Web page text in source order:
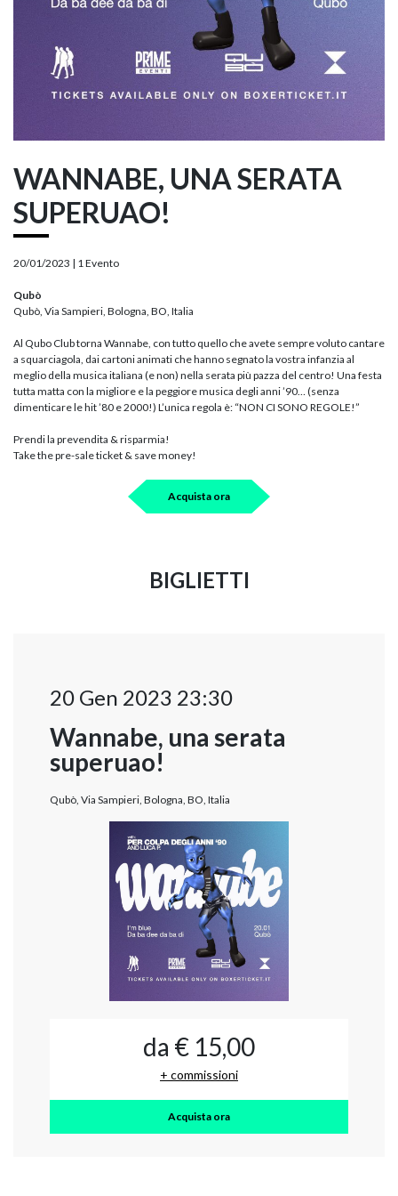
WANNABE, UNA SERATA
SUPERUAO!
20/01/2023 | 1 Evento
Qubò
Qubò, Via Sampieri, Bologna, BO, Italia
Al Qubo Club torna Wannabe, con tutto quello che avete sempre voluto cantare
a squarciagola, dai cartoni animati che hanno segnato la vostra infanzia al
meglio della musica italiana (e non) nella serata più pazza del centro! Una festa
tutta matta con la migliore e la peggiore musica degli anni ’90… (senza
dimenticare le hit ’80 e 2000!) L’unica regola è: “NON CI SONO REGOLE!”
Prendi la prevendita & risparmia!
Take the pre-sale ticket & save money!
Acquista ora
BIGLIETTI
20 Gen 2023 23:30
Wannabe, una serata
superuao!
Qubò, Via Sampieri, Bologna, BO, Italia
da € 15,00
+ commissioni
Acquista ora